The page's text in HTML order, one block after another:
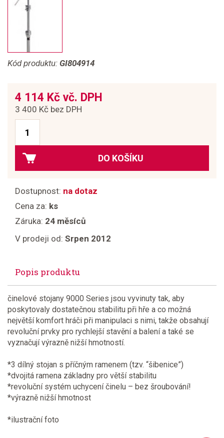
Kód produktu: GI804914
4 114 Kč vč. DPH
3 400 Kč bez DPH
DO KOŠÍKU
Dostupnost: na dotaz
Cena za: ks
Záruka: 24 měsíců
V prodeji od: Srpen 2012
Popis produktu
činelové stojany 9000 Series jsou vyvinuty tak, aby
poskytovaly dostatečnou stabilitu při hře a co možná
největší komfort hráči při manipulaci s nimi, takže obsahují
revoluční prvky pro rychlejší stavění a balení a také se
vyznačují výrazně nižší hmotností.
*3 dílný stojan s příčným ramenem (tzv. “šibenice”)
*dvojitá ramena základny pro větší stabilitu
*revoluční systém uchycení činelu – bez šroubování!
*výrazně nižší hmotnost
*ilustrační foto